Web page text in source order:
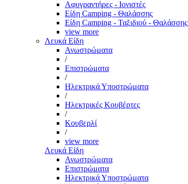
Αφυγραντήρες - Ιονιστές
Είδη Camping - Θαλάσσης
Είδη Camping - Ταξιδιού - Θαλάσσης
view more
Λευκά Είδη
Ανωστρώματα
/
Επιστρώματα
/
Ηλεκτρικά Υποστρώματα
/
Ηλεκτρικές Κουβέρτες
/
Κουβερλί
/
view more
Λευκά Είδη
Ανωστρώματα
Επιστρώματα
Ηλεκτρικά Υποστρώματα